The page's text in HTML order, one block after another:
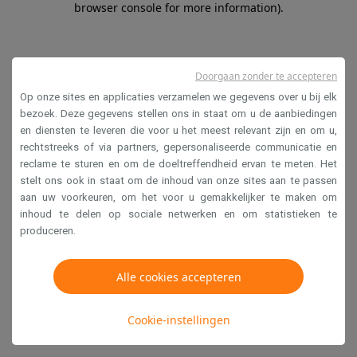
browser console for more information).
Op onze sites en applicaties verzamelen we gegevens over u bij elk
bezoek. Deze gegevens stellen ons in staat om u de aanbiedingen
en diensten te leveren die voor u het meest relevant zijn en om u,
rechtstreeks of via partners, gepersonaliseerde communicatie en
reclame te sturen en om de doeltreffendheid ervan te meten. Het
stelt ons ook in staat om de inhoud van onze sites aan te passen
aan uw voorkeuren, om het voor u gemakkelijker te maken om
inhoud te delen op sociale netwerken en om statistieken te
produceren.
Alle cookies accepteren
Cookie-instellingen
Doorgaan zonder te accepteren